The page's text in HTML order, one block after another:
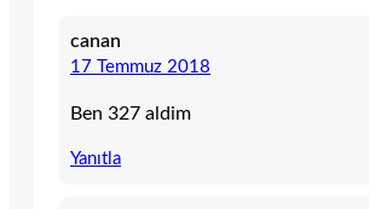
canan
17 Temmuz 2018
Ben 327 aldim
Yanıtla